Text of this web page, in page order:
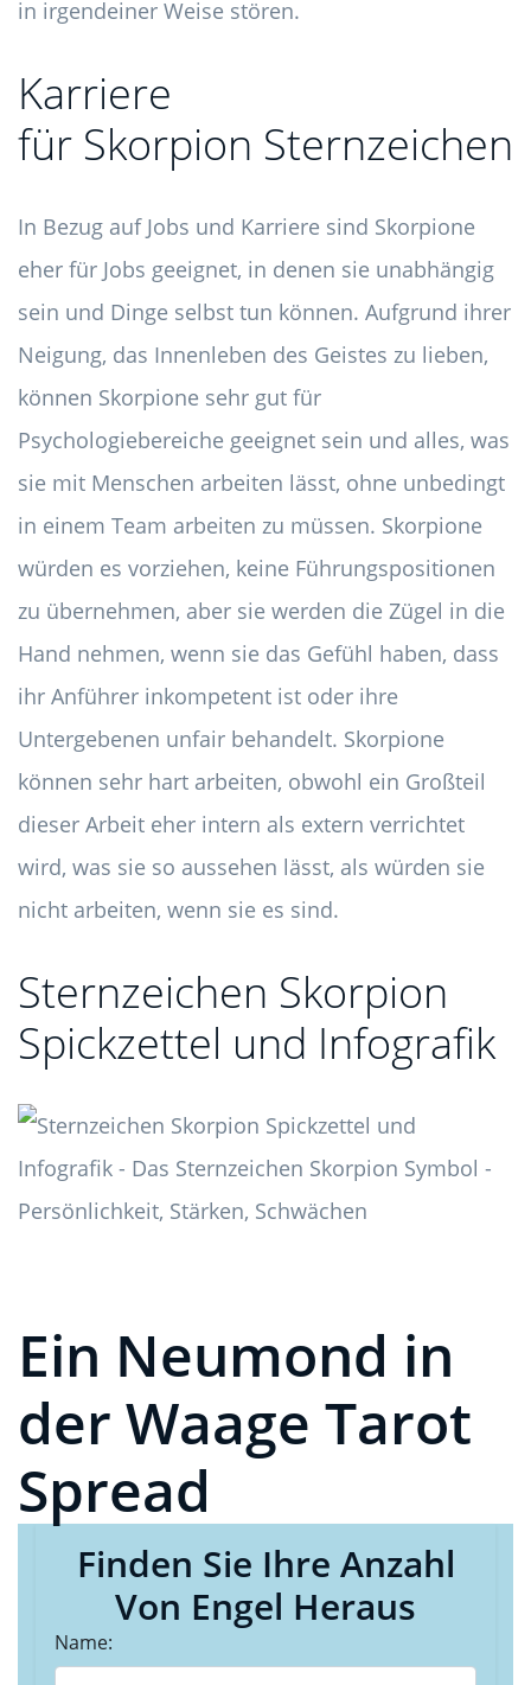
in irgendeiner Weise stören.
Karriere
für Skorpion Sternzeichen
In Bezug auf Jobs und Karriere sind Skorpione
eher für Jobs geeignet, in denen sie unabhängig
sein und Dinge selbst tun können. Aufgrund ihrer
Neigung, das Innenleben des Geistes zu lieben,
können Skorpione sehr gut für
Psychologiebereiche geeignet sein und alles, was
sie mit Menschen arbeiten lässt, ohne unbedingt
in einem Team arbeiten zu müssen. Skorpione
würden es vorziehen, keine Führungspositionen
zu übernehmen, aber sie werden die Zügel in die
Hand nehmen, wenn sie das Gefühl haben, dass
ihr Anführer inkompetent ist oder ihre
Untergebenen unfair behandelt. Skorpione
können sehr hart arbeiten, obwohl ein Großteil
dieser Arbeit eher intern als extern verrichtet
wird, was sie so aussehen lässt, als würden sie
nicht arbeiten, wenn sie es sind.
Sternzeichen Skorpion
Spickzettel und Infografik
Ein Neumond in
der Waage Tarot
Spread
Finden Sie Ihre Anzahl
Von Engel Heraus
Name: